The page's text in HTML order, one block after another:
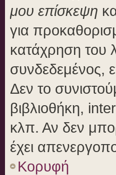
μου επίσκεψη
για
κατάχρηση του
συνδεδεμένος,
Δεν το
βιβλιοθήκη,
κλπ. Αν δεν
έχει
Κορυφή